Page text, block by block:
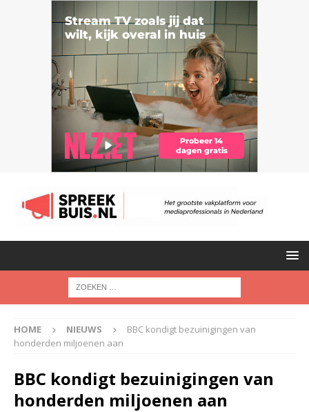
HOME NIEUWS
BBC kondigt bezuinigingen van
honderden miljoenen aan
BBC kondigt bezuinigingen van
honderden miljoenen aan